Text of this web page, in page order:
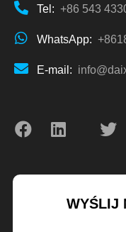
Tel: +86 543
WhatsApp:
E-mail:
WYŚLIJ